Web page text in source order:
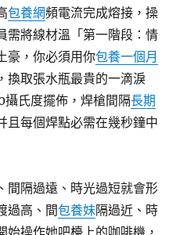
包養網頻電流完成熔接，操
需將線材溫「第一階段：情
豪，你必須用你包養一個月
換取張水瓶最貴的一滴淚
氏度擺佈，焊槍間隔長期
且每個焊點必需在幾秒鐘中
間隔過遠、時光過短就會形
過高、間包養妹隔過近、時